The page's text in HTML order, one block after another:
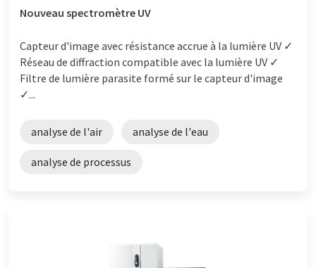
Nouveau spectromètre UV
Capteur d'image avec résistance accrue à la lumière UV ✓
Réseau de diffraction compatible avec la lumière UV ✓
Filtre de lumière parasite formé sur le capteur d'image
✓...
analyse de l'air analyse de l'eau
analyse de processus